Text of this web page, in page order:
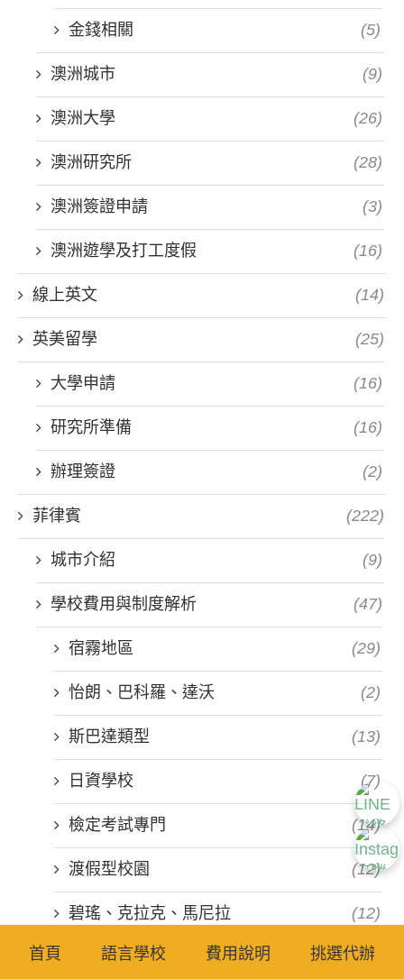
金錢相關 (5)
澳洲城市 (9)
澳洲大學 (26)
澳洲研究所 (28)
澳洲簽證申請 (3)
澳洲遊學及打工度假 (16)
線上英文 (14)
英美留學 (25)
大學申請 (16)
研究所準備 (16)
辦理簽證 (2)
菲律賓 (222)
城市介紹 (9)
學校費用與制度解析 (47)
宿霧地區 (29)
怡朗、巴科羅、達沃 (2)
斯巴達類型 (13)
日資學校 (7)
檢定考試專門 (14)
渡假型校園 (12)
碧瑤、克拉克、馬尼拉 (12)
自律類型 (19)
首頁 語言學校 費用說明 挑選代辦